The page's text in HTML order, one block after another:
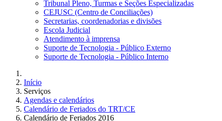
Tribunal Pleno, Turmas e Seções Especializadas
CEJUSC (Centro de Conciliações)
Secretarias, coordenadorias e divisões
Escola Judicial
Atendimento à imprensa
Suporte de Tecnologia - Público Externo
Suporte de Tecnologia - Público Interno
Início
Serviços
Agendas e calendários
Calendário de Feriados do TRT/CE
Calendário de Feriados 2016